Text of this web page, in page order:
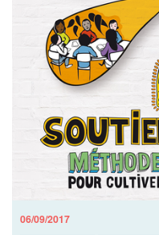
06/09/2017